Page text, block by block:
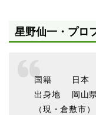
星野仙一・プロ
国籍 日本
出身地 岡山県
（現・倉敷市）